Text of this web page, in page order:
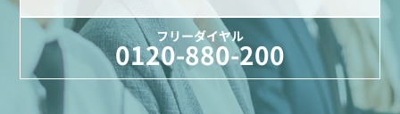
フリーダイヤル
0120-880-200